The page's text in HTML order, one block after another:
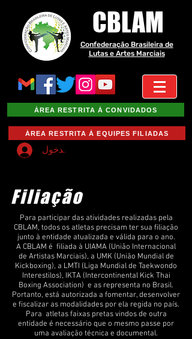
CBLAM
Confederação Brasileira de
Lutas e Artes Marciais
ÁREA RESTRITA À CONVIDADOS
ÁREA RESTRITA À EQUIPES FILIADAS
تسجيل الدخول
Filiação
Para participar das atividades realizadas pela
CBLAM, todos os atletas precisam ter sua filiação
junto à entidade atualizada e válida para o ano.
A CBLAM é filiada à UIAMA (União Internacional
de Artistas Marciais), a UMK (União Mundial de
Kickboxing), a LMTI (Liga Mundial de Taekwondo
Interestilos), IKTA (Intercontinental Kick Thai
Boxing Association) e as representa no Brasil.
Portanto, está autorizada a fomentar, desenvolver
e fiscalizar as modalidades por ela regida no país.
Para atletas faixas pretas vindos de outra
entidade é necessário que o mesmo passe por
uma avaliação técnica e documental.